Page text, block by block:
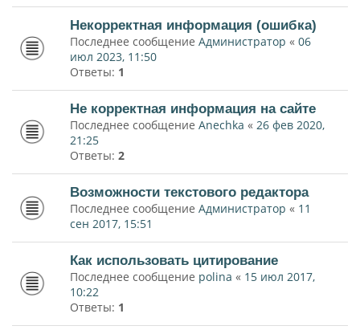
Некорректная информация (ошибка)
Последнее сообщение Администратор « 06
июл 2023, 11:50
Ответы: 1
Не корректная информация на сайте
Последнее сообщение Anechka « 26 фев 2020,
21:25
Ответы: 2
Возможности текстового редактора
Последнее сообщение Администратор « 11
сен 2017, 15:51
Как использовать цитирование
Последнее сообщение polina « 15 июл 2017,
10:22
Ответы: 1